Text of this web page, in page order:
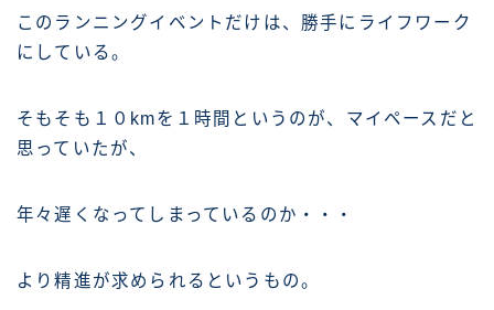
このランニングイベントだけは、勝手にライフワーク
にしている。
そもそも１０kmを１時間というのが、マイペースだと
思っていたが、
年々遅くなってしまっているのか・・・
より精進が求められるというもの。